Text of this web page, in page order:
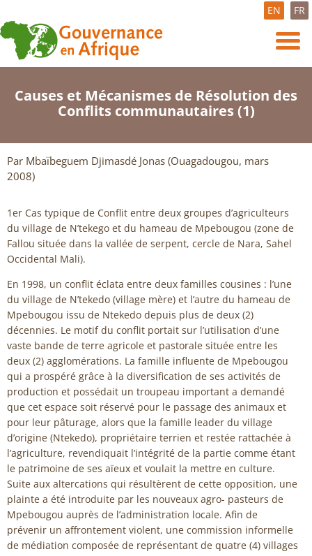
EN FR
Causes et Mécanismes de Résolution des
Conflits communautaires (1)
Par Mbaïbeguem Djimasdé Jonas (Ouagadougou, mars
2008)
1er Cas typique de Conflit entre deux groupes d’agriculteurs
du village de N’tekego et du hameau de Mpebougou (zone de
Fallou située dans la vallée de serpent, cercle de Nara, Sahel
Occidental Mali).
En 1998, un conflit éclata entre deux familles cousines : l’une
du village de N’tekedo (village mère) et l’autre du hameau de
Mpebougou issu de Ntekedo depuis plus de deux (2)
décennies. Le motif du conflit portait sur l’utilisation d’une
vaste bande de terre agricole et pastorale située entre les
deux (2) agglomérations. La famille influente de Mpebougou
qui a prospéré grâce à la diversification de ses activités de
production et possédait un troupeau important a demandé
que cet espace soit réservé pour le passage des animaux et
pour leur pâturage, alors que la famille leader du village
d’origine (Ntekedo), propriétaire terrien et restée rattachée à
l’agriculture, revendiquait l’intégrité de la partie comme étant
le patrimoine de ses aïeux et voulait la mettre en culture.
Suite aux altercations qui résultèrent de cette opposition, une
plainte a été introduite par les nouveaux agro- pasteurs de
Mpebougou auprès de l’administration locale. Afin de
prévenir un affrontement violent, une commission informelle
de médiation composée de représentant de quatre (4) villages